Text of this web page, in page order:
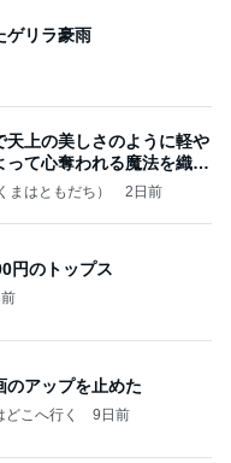
ゲリラ豪雨
天上の美しさのように軽や
て心奪われる魔法を織り
はともだち） 2日前
円のトップス
のアップを止めた
こへ行く 9日前